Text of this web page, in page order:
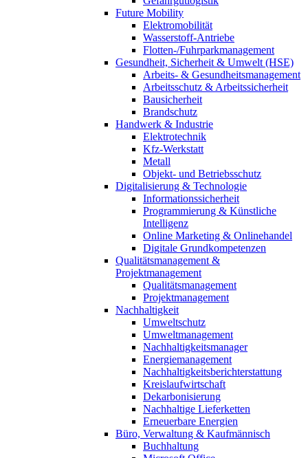
Future Mobility
Elektromobilität
Wasserstoff-Antriebe
Flotten-/Fuhrparkmanagement
Gesundheit, Sicherheit & Umwelt (HSE)
Arbeits- & Gesundheitsmanagement
Arbeitsschutz & Arbeitssicherheit
Bausicherheit
Brandschutz
Handwerk & Industrie
Elektrotechnik
Kfz-Werkstatt
Metall
Objekt- und Betriebsschutz
Digitalisierung & Technologie
Informationssicherheit
Programmierung & Künstliche
Intelligenz
Online Marketing & Onlinehandel
Digitale Grundkompetenzen
Qualitätsmanagement &
Projektmanagement
Qualitätsmanagement
Projektmanagement
Nachhaltigkeit
Umweltschutz
Umweltmanagement
Nachhaltigkeitsmanager
Energiemanagement
Nachhaltigkeitsberichterstattung
Kreislaufwirtschaft
Dekarbonisierung
Nachhaltige Lieferketten
Erneuerbare Energien
Büro, Verwaltung & Kaufmännisch
Buchhaltung